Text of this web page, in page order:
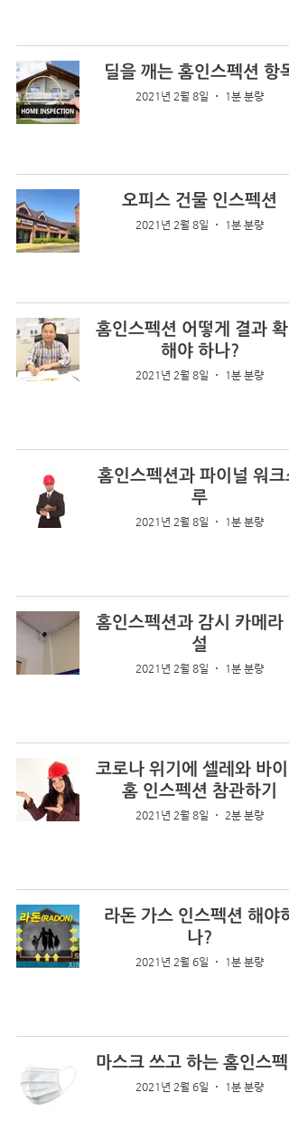
딜을 깨는 홈인스펙션 항목
2021년 2월 8일 1분 분량
오피스 건물 인스펙션
2021년 2월 8일 1분 분량
홈인스펙션 어떻게 결과 확
해야 하나?
2021년 2월 8일 1분 분량
홈인스펙션과 파이널 워크
루
2021년 2월 8일 1분 분량
홈인스펙션과 감시 카메라
설
2021년 2월 8일 1분 분량
코로나 위기에 셀레와 바이
홈 인스펙션 참관하기
2021년 2월 8일 2분 분량
라돈 가스 인스펙션 해야하
나?
2021년 2월 6일 1분 분량
마스크 쓰고 하는 홈인스펙
2021년 2월 6일 1분 분량